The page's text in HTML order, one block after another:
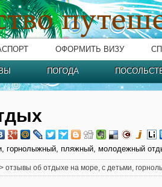
ОФОРМИТЬ ВИЗУ
ПОГОДА
горнолыжный, пляжный, молодежный
> отзывы об отдыхе на море, с детьми,